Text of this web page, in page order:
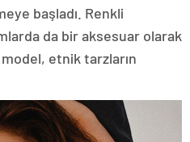
başladı. Renkli
da bir aksesuar olarak
etnik tarzların